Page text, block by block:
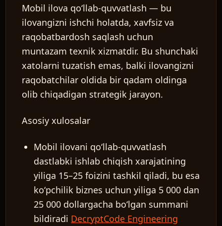
Mobil ilova qoʻllab-quvvatlash — bu
ilovangizni ishchi holatda, xavfsiz va
raqobatbardosh saqlash uchun
muntazam texnik xizmatdir. Bu shunchaki
xatolarni tuzatish emas, balki ilovangizni
raqobatchilar oldida bir qadam oldinga
olib chiqadigan strategik jarayon.
Asosiy xulosalar
Mobil ilovani qoʻllab-quvvatlash
dastlabki ishlab chiqish xarajatining
yiliga 15–25 foizini tashkil qiladi, bu esa
koʻpchilik biznes uchun yiliga 5 000 dan
25 000 dollargacha boʻlgan summani
bildiradi DecryptCode Engineering